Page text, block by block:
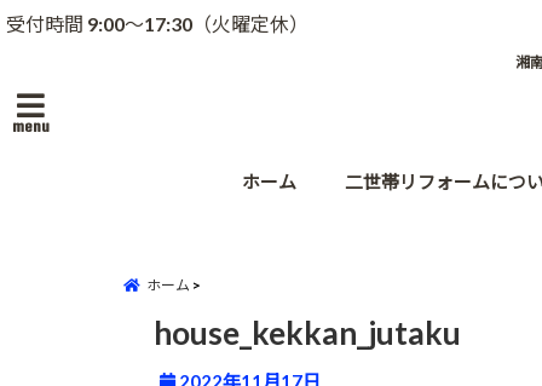
受付時間 9:00～17:30（火曜定休）
湘
menu
ホーム 二世帯リフォームにつ
ホーム
house_kekkan_jutaku
2022年11月17日